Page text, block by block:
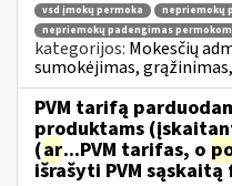
vsd įmokų permoka
nepriemokų
nepriemokų padengimas
kategorijos: Mokesčių
sumokėjimas,
PVM tarifą
produktams
(ar...PVM tarifas, o
išrašyti PVM sąskaitą